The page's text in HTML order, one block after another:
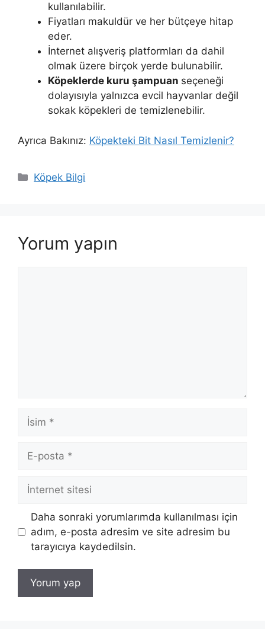
kullanılabilir.
Fiyatları makuldür ve her bütçeye hitap
eder.
İnternet alışveriş platformları da dahil
olmak üzere birçok yerde bulunabilir.
Köpeklerde kuru şampuan seçeneği
dolayısıyla yalnızca evcil hayvanlar değil
sokak köpekleri de temizlenebilir.
Ayrıca Bakınız: Köpekteki Bit Nasıl Temizlenir?
Kategoriler
Köpek Bilgi
Yorum yapın
İsim
posta
İnternet
sitesi
Daha sonraki yorumlarımda kullanılması için
adım, e-posta adresim ve site adresim bu
tarayıcıya kaydedilsin.